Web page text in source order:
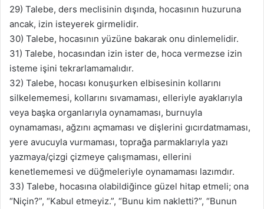
29) Talebe, ders meclisinin dışında, hocasının huzuruna
ancak, izin isteyerek girmelidir.
30) Talebe, hocasının yüzüne bakarak onu dinlemelidir.
31) Talebe, hocasından izin ister de, hoca vermezse izin
isteme işini tekrarlamamalıdır.
32) Talebe, hocası konuşurken elbisesinin kollarını
silkelememesi, kollarını sıvamaması, elleriyle ayaklarıyla
veya başka organlarıyla oynamaması, burnuyla
oynamaması, ağzını açmaması ve dişlerini gıcırdatmaması,
yere avucuyla vurmaması, toprağa parmaklarıyla yazı
yazmaya/çizgi çizmeye çalışmaması, ellerini
kenetlememesi ve düğmeleriyle oynamaması lazımdır.
33) Talebe, hocasına olabildiğince güzel hitap etmeli; ona
“Niçin?”, “Kabul etmeyiz.”, “Bunu kim nakletti?”, “Bunun